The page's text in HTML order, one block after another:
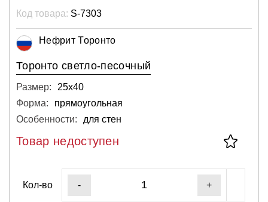
Код товара: S-7303
Нефрит Торонто
Торонто светло-песочный
Размер:
25х40
Форма:
прямоугольная
Особенности:
для стен
Товар недоступен
Кол-во - +